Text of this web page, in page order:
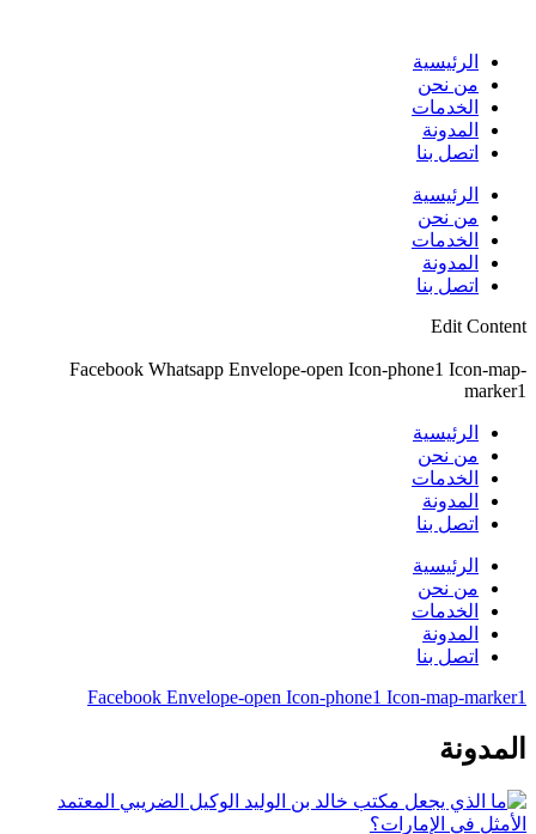
content الرئيسية
من نحن
الخدمات
المدونة
اتصل بنا
الرئيسية
من نحن
الخدمات
المدونة
اتصل بنا
Edit Content
Facebook Whatsapp Envelope-open Icon-phone1 Icon-map-
marker1
الرئيسية
من نحن
الخدمات
المدونة
اتصل بنا
الرئيسية
من نحن
الخدمات
المدونة
اتصل بنا
Facebook Envelope-open Icon-phone1 Icon-map-marker1
المدونة